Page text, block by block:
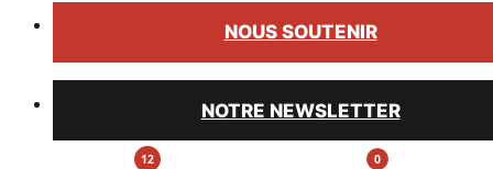
NOUS SOUTENIR
NOTRE NEWSLETTER
0